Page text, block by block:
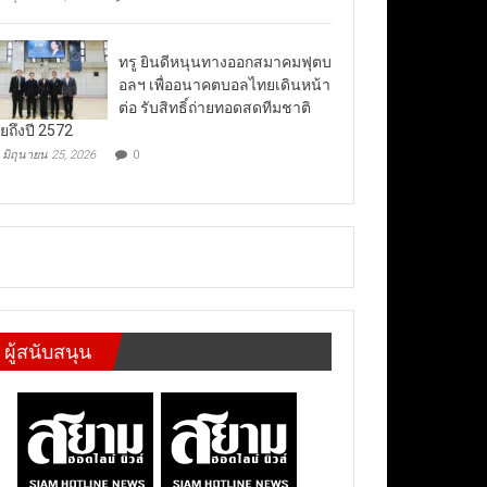
ทรู ยินดีหนุนทางออกสมาคมฟุตบ
อลฯ เพื่ออนาคตบอลไทยเดินหน้า
ต่อ รับสิทธิ์ถ่ายทอดสดทีมชาติ
ถึงปี 2572
มิถุนายน 25, 2026 0
ผู้สนับสนุน